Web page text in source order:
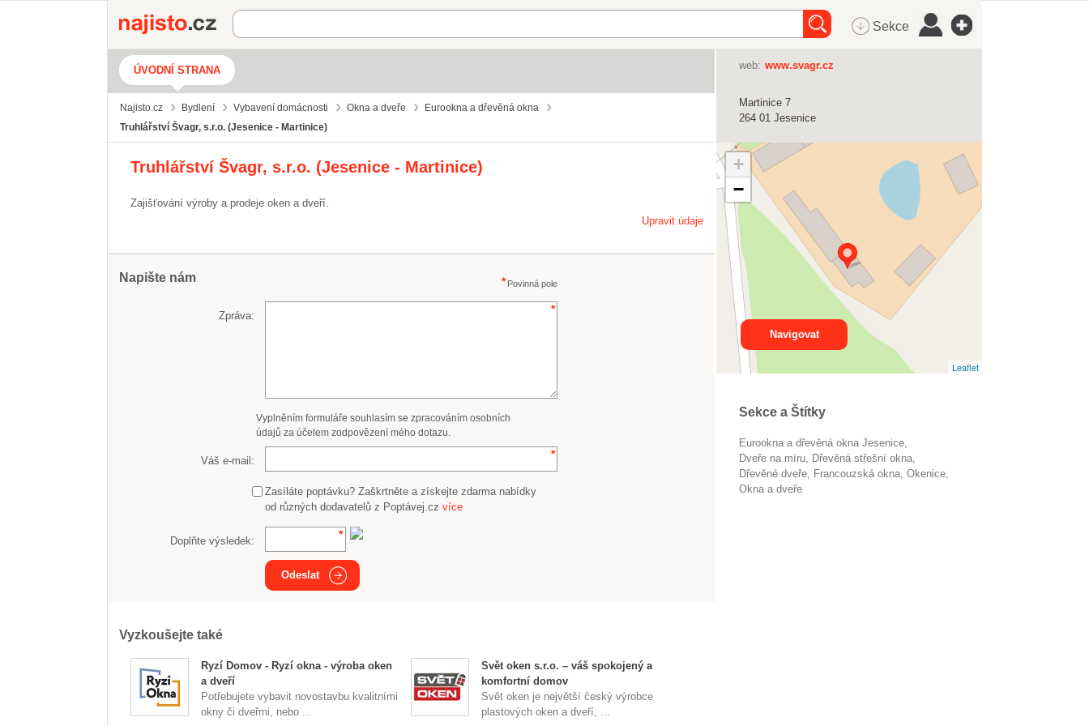
Najisto.cz Sekce
ÚVODNÍ STRANA
Najisto.cz Bydlení Vybavení domácnosti Okna a dveře
Eurookna a dřevěná okna
Truhlářství Švagr, s.r.o. (Jesenice - Martinice)
Truhlářství Švagr, s.r.o. (Jesenice - Martinice)
Zajišťování výroby a prodeje oken a dveří.
Upravit údaje
Napište nám Povinná pole
Zpráva:
Vyplněním formuláře souhlasím se zpracováním osobních
údajů za účelem zodpovězení mého dotazu.
Váš e-mail:
Zasíláte poptávku? Zaškrtněte a získejte zdarma nabídky
od různých dodavatelů z Poptávej.cz více
Doplňte výsledek:
Odeslat
Vyzkoušejte také
Ryzí Domov - Ryzí okna - výroba oken
a dveří
Potřebujete vybavit novostavbu kvalitními
okny či dveřmi, nebo ...
Svět oken s.r.o. – váš spokojený a
komfortní domov
Svět oken je největší český výrobce
plastových oken a dveří, ...
web: www.svagr.cz
Martinice 7
264 01 Jesenice
+
−
Leaflet
Navigovat
Sekce a Štítky
Eurookna a dřevěná okna Jesenice
dveře na míru
dřevěná střešní okna
dřevěné dveře
francouzská okna
okenice
Okna a dveře